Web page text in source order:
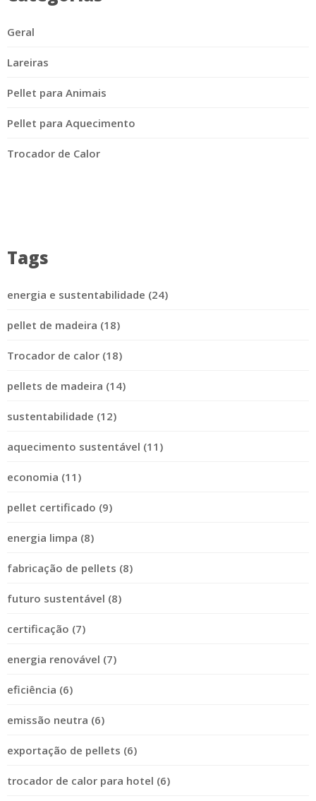
Geral
Lareiras
Pellet para Animais
Pellet para Aquecimento
Trocador de Calor
Tags
energia e sustentabilidade (24)
pellet de madeira (18)
Trocador de calor (18)
pellets de madeira (14)
sustentabilidade (12)
aquecimento sustentável (11)
economia (11)
pellet certificado (9)
energia limpa (8)
fabricação de pellets (8)
futuro sustentável (8)
certificação (7)
energia renovável (7)
eficiência (6)
emissão neutra (6)
exportação de pellets (6)
trocador de calor para hotel (6)